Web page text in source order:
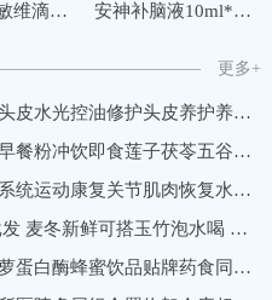
珍视明 萘敏维滴眼液 10ml 缓解眼睛疲劳 红血丝结膜充血眼睛发痒 眼干眼涩眼药水 1盒 安神补脑液10ml*10支 生精补髓 益气养血 强脑安神 头晕乏力 健忘失眠助眠 OTC 疗效险 老字号
更多+
防脱育发液套盒增发头皮水光控油修护头皮养护养发馆生发液育发液
山药薏米芡实粉营养早餐粉冲饮即食莲子茯苓五谷代餐粉
跨境多部位降温冷疗系统运动康复关节肌肉恢复水循环冷敷机冷疗垫
麦冬 浙麦冬中药材批发 麦冬新鲜可搭玉竹泡水喝 黄芪党参
定制槲皮素枇杷叶菠萝蛋白酶蜂蜜饮品贴牌药食同源口服饮品加工厂